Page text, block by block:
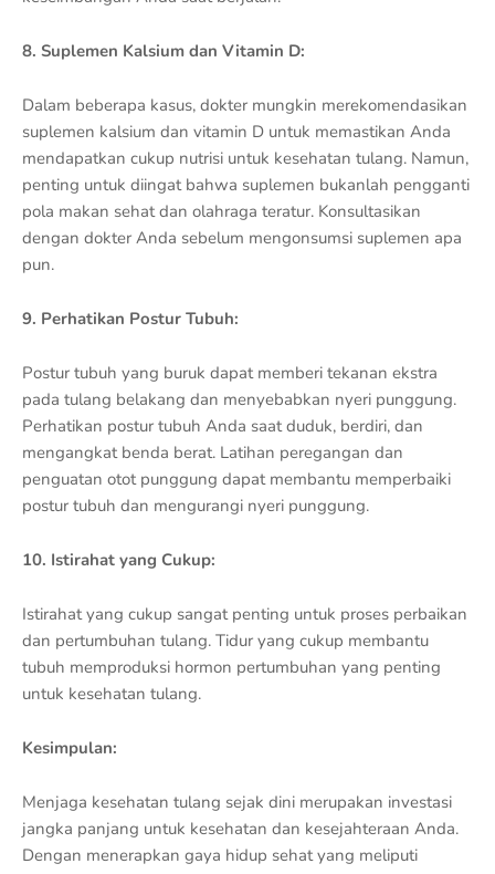
8. Suplemen Kalsium dan Vitamin D:
Dalam beberapa kasus, dokter mungkin merekomendasikan
suplemen kalsium dan vitamin D untuk memastikan Anda
mendapatkan cukup nutrisi untuk kesehatan tulang. Namun,
penting untuk diingat bahwa suplemen bukanlah pengganti
pola makan sehat dan olahraga teratur. Konsultasikan
dengan dokter Anda sebelum mengonsumsi suplemen apa
pun.
9. Perhatikan Postur Tubuh:
Postur tubuh yang buruk dapat memberi tekanan ekstra
pada tulang belakang dan menyebabkan nyeri punggung.
Perhatikan postur tubuh Anda saat duduk, berdiri, dan
mengangkat benda berat. Latihan peregangan dan
penguatan otot punggung dapat membantu memperbaiki
postur tubuh dan mengurangi nyeri punggung.
10. Istirahat yang Cukup:
Istirahat yang cukup sangat penting untuk proses perbaikan
dan pertumbuhan tulang. Tidur yang cukup membantu
tubuh memproduksi hormon pertumbuhan yang penting
untuk kesehatan tulang.
Kesimpulan:
Menjaga kesehatan tulang sejak dini merupakan investasi
jangka panjang untuk kesehatan dan kesejahteraan Anda.
Dengan menerapkan gaya hidup sehat yang meliputi